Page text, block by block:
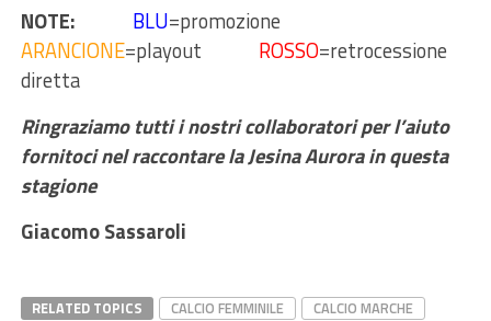
NOTE: BLU=promozione
ARANCIONE=playout ROSSO=retrocessione
diretta
Ringraziamo tutti i nostri collaboratori per l’aiuto
fornitoci nel raccontare la Jesina Aurora in questa
stagione
Giacomo Sassaroli
RELATED TOPICS CALCIO FEMMINILE
CALCIO MARCHE